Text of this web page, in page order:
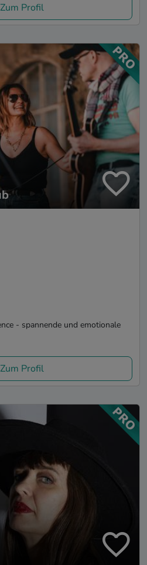
Zum Profil
- spannende und emotionale
Zum Profil